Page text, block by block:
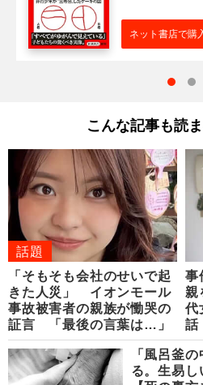
ネット書店で購
こんな記事も読
話題
「そもそも会社のせいで起
きた人災」 イオンモール
事故被害者の親族が慟哭の
証言 「最後の言葉は…」
事
親
代
話
「風呂釜
る。生易